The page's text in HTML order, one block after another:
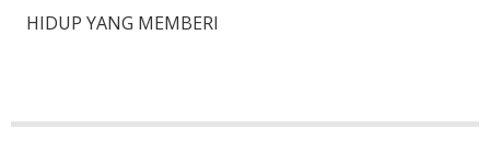
HIDUP YANG MEMBERI